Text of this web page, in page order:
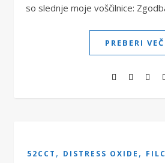
so slednje moje voščilnice:
PREBERI VEČ
52CCT , DISTRESS OXIDE , FILC